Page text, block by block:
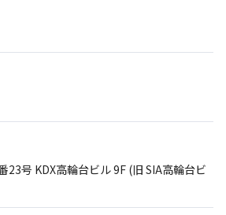
23号 KDX高輪台ビル 9F (旧 SIA高輪台ビ